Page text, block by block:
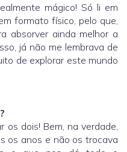
mágico! Só li em
formato físico, pelo que,
absorver ainda melhor a
já não me lembrava de
de explorar este mundo
os dois! Bem, na verdade,
os anos e não os trocava